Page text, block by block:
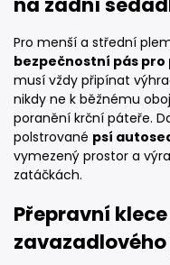
Pro menší a střední
bezpečnostní pás pro
musí vždy připínat
nikdy ne k běžnému
poranění krční páteře.
polstrované psí
vymezený prostor a
zatáčkách.
Přepravní